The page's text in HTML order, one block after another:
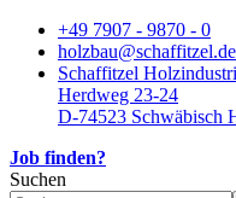
+49 7907 - 9870 - 0
holzbau@schaffitzel.de
Schaffitzel
Herdweg 23-24
D-74523 Schwäbisch
Job finden?
Suchen